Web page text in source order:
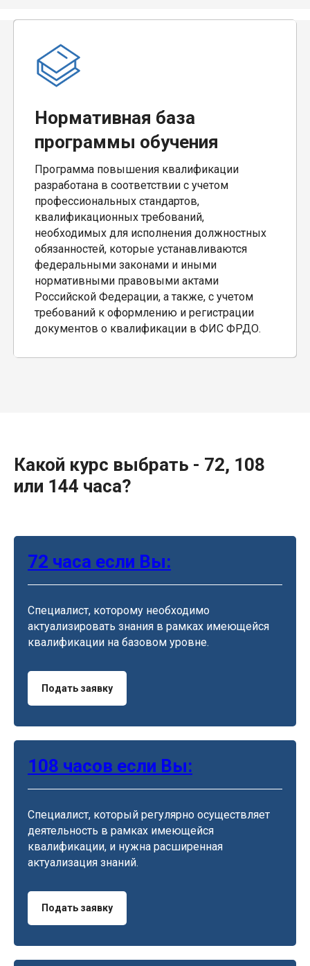
Нормативная база
программы обучения
Программа повышения квалификации
разработана в соответствии с учетом
профессиональных стандартов,
квалификационных требований,
необходимых для исполнения должностных
обязанностей, которые устанавливаются
федеральными законами и иными
нормативными правовыми актами
Российской Федерации, а также, с учетом
требований к оформлению и регистрации
документов о квалификации в ФИС ФРДО.
Какой курс выбрать - 72, 108
или 144 часа?
72 часа если Вы:
Специалист, которому необходимо
актуализировать знания в рамках имеющейся
квалификации на базовом уровне.
Подать заявку
108 часов если Вы:
Специалист, который регулярно осуществляет
деятельность в рамках имеющейся
квалификации, и нужна расширенная
актуализация знаний.
Подать заявку